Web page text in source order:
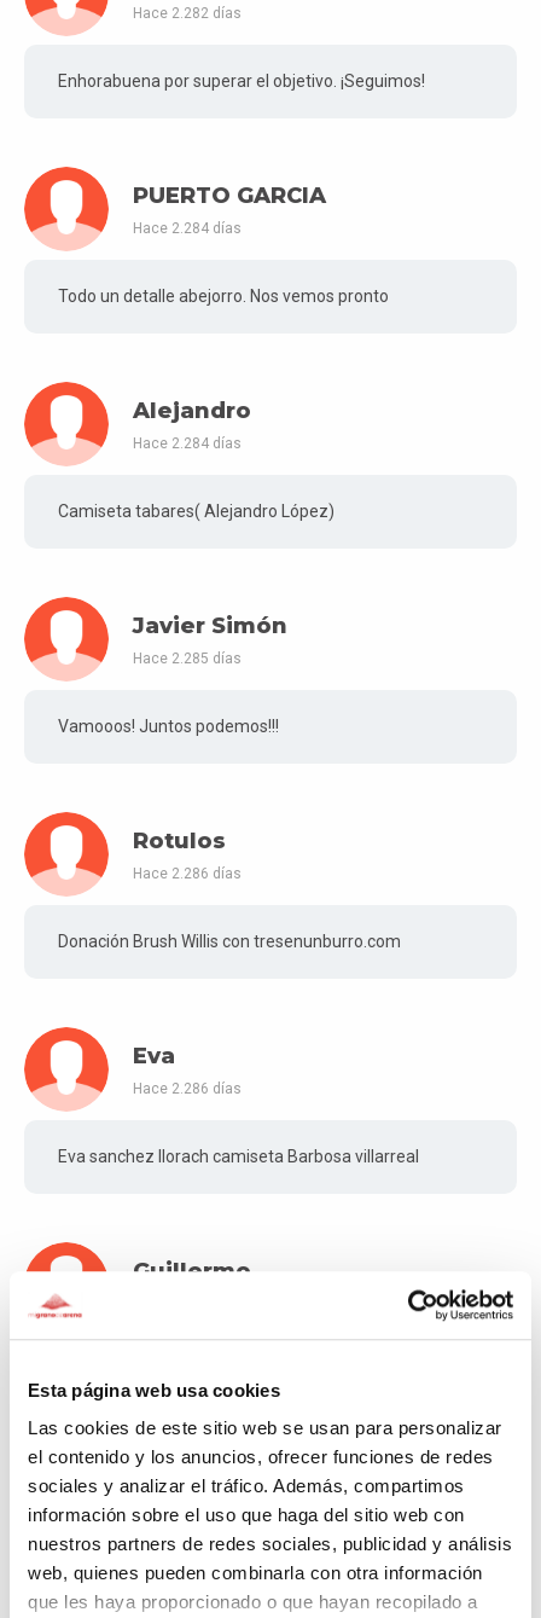
Esta página web usa cookies
Las cookies de este sitio web se usan para personalizar
el contenido y los anuncios, ofrecer funciones de redes
sociales y analizar el tráfico. Además, compartimos
información sobre el uso que haga del sitio web con
nuestros partners de redes sociales, publicidad y análisis
web, quienes pueden combinarla con otra información
que les haya proporcionado o que hayan recopilado a
Hace 2.282 días
Enhorabuena por superar el objetivo. ¡Seguimos!
PUERTO GARCIA
Hace 2.284 días
Todo un detalle abejorro. Nos vemos pronto
Alejandro
Hace 2.284 días
Camiseta tabares( Alejandro López)
Javier Simón
Hace 2.285 días
Vamooos! Juntos podemos!!!
Rotulos
Hace 2.286 días
Donación Brush Willis con tresenunburro.com
Eva
Hace 2.286 días
Eva sanchez llorach camiseta Barbosa villarreal
Guillermo
Pablo Simon
Hace 2.294 días
Camiseta C.D.C.S Dani Pendin